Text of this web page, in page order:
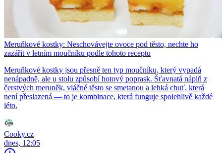
Meruňkové kostky: Neschovávejte ovoce pod těsto, nechte ho
zazářit v letním moučníku podle tohoto receptu
Meruňkové kostky jsou přesně ten typ moučníku, který vypadá
nenápadně, ale u stolu způsobí hotový poprask. Šťavnatá náplň z
čerstvých meruněk, vláčné těsto se smetanou a lehká chuť, která
není přeslazená — to je kombinace, která funguje spolehlivě každé
léto.
Cooky.cz
dnes, 12:05